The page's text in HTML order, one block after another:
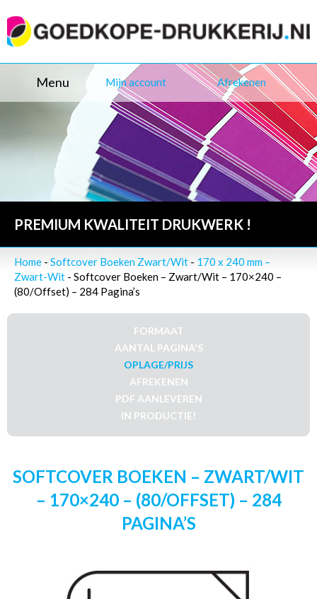
Menu Mijn account Afrekenen
PREMIUM KWALITEIT DRUKWERK !
Home - Softcover Boeken Zwart/Wit - 170 x 240 mm –
Zwart-Wit - Softcover Boeken – Zwart/Wit – 170×240 –
(80/Offset) – 284 Pagina’s
FORMAAT
AANTAL PAGINA'S
OPLAGE/PRIJS
AFREKENEN
PDF AANLEVEREN
IN PRODUCTIE!
SOFTCOVER BOEKEN – ZWART/WIT
– 170×240 – (80/OFFSET) – 284
PAGINA’S